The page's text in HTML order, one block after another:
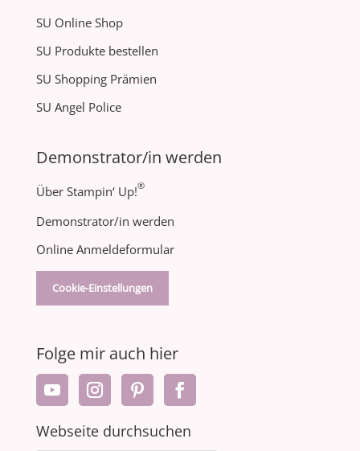
SU Online Shop
SU Produkte bestellen
SU Shopping Prämien
SU Angel Police
Demonstrator/in werden
Über Stampin‘ Up!®
Demonstrator/in werden
Online Anmeldeformular
Cookie-Einstellungen
Folge mir auch hier
Webseite durchsuchen